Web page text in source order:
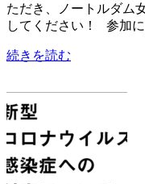
ただき、ノートルダム
してください！ 参加
続きを読む